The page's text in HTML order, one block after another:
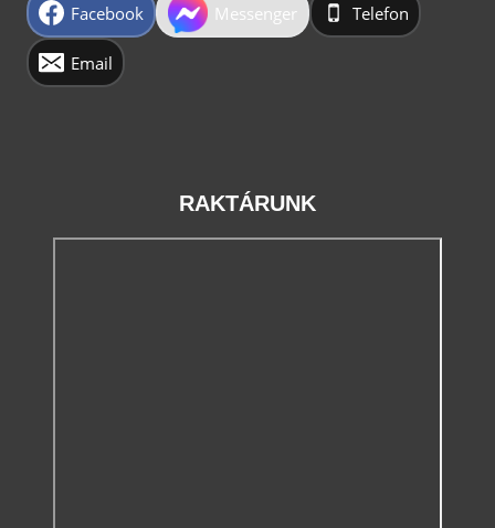
Facebook Messenger Telefon
Email
RAKTÁRUNK